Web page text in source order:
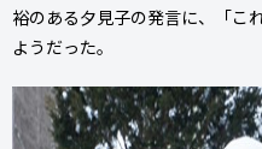
裕のある夕見子の発言に、「こ
ようだった。